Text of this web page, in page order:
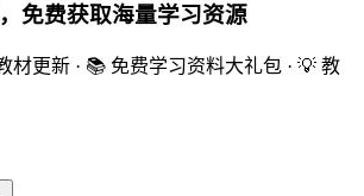
免费获取海量学习资源
材更新 · 📚 免费学习资料大礼包 · 💡 教